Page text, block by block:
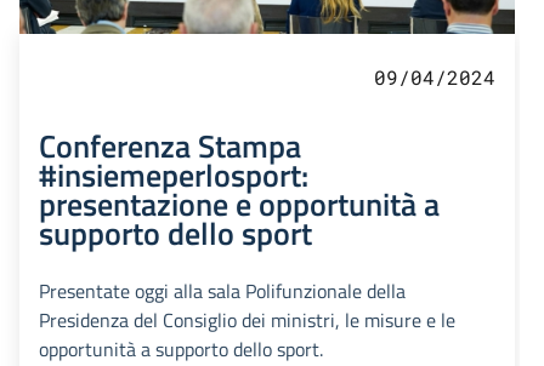
09/04/2024
Conferenza Stampa
#insiemeperlosport:
presentazione e opportunità a
supporto dello sport
Presentate oggi alla sala Polifunzionale della
Presidenza del Consiglio dei ministri, le misure e le
opportunità a supporto dello sport.